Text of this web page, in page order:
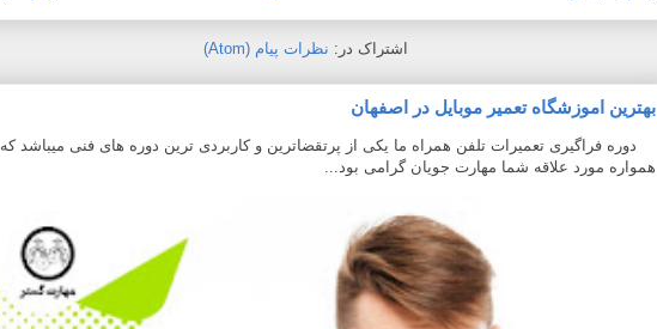
اشتراک در: نظرات پیام (Atom)
بهترین اموزشگاه تعمیر موبایل در اصفهان
دوره فراگیری تعمیرات تلفن همراه ما یکی از پرتقضاترین و کاربردی ترین دوره های فنی میباشد که
همواره مورد علاقه شما مهارت جویان گرامی بود...